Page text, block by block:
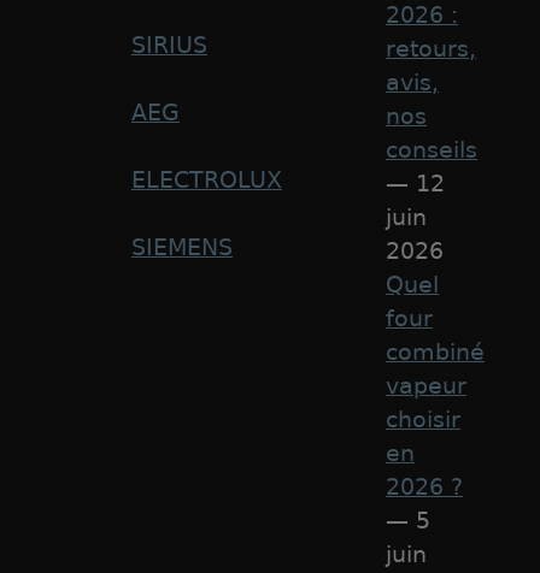
SIRIUS
AEG
ELECTROLUX
SIEMENS
2026 :
retours,
avis,
nos
conseils
— 12
juin
2026
Quel
four
combiné
vapeur
choisir
en
2026 ?
— 5
juin